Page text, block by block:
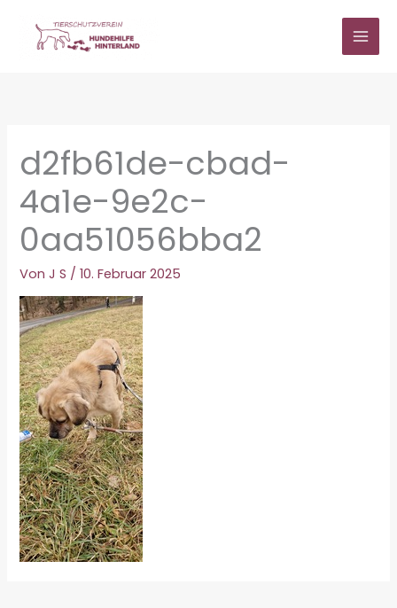
springen
d2fb61de-cbad-
4a1e-9e2c-
0aa51056bba2
VonJ S /10. Februar 2025